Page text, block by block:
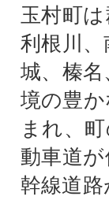
玉村町
利根川
城、榛
境の豊
まれ、
動車道
幹線道